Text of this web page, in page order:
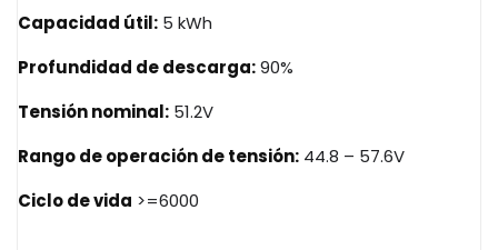
Capacidad útil: 5 kWh
Profundidad de descarga:90%
Tensión nominal: 51.2V
Rango de operación de tensión: 44.8 – 57.6V
Ciclo de vida >=6000